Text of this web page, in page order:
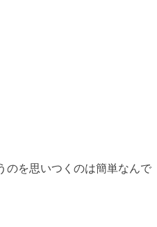
のを思いつくのは簡単なんで